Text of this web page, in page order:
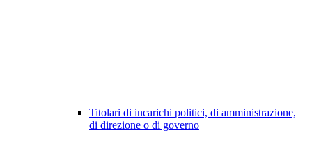
Titolari di incarichi politici, di amministrazione,
di direzione o di governo